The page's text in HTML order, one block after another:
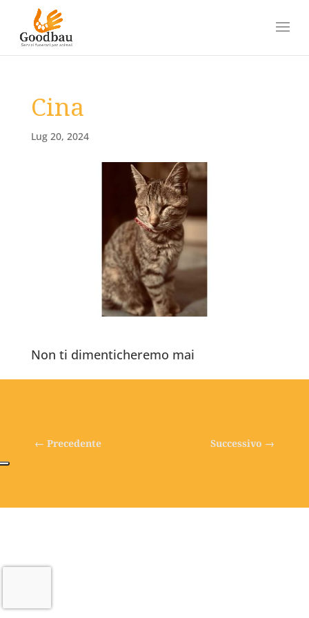
Cina
Lug 20, 2024
Non ti dimenticheremo mai
← Precedente Successivo →